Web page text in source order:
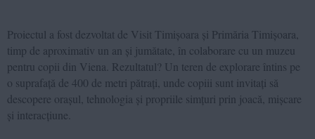
Proiectul a fost dezvoltat de Visit Timișoara și Primăria Timișoara,
timp de aproximativ un an și jumătate, în colaborare cu un muzeu
pentru copii din Viena. Rezultatul? Un teren de explorare întins pe
o suprafață de 400 de metri pătrați, unde copiii sunt invitați să
descopere orașul, tehnologia și propriile simțuri prin joacă, mișcare
și interacțiune.